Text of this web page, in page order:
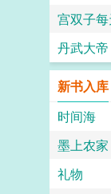
宫双子
丹武大帝
新书入库
时间海
墨上农家
礼物